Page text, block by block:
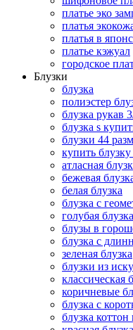
платье эко
платья
платья в
платье кэжуал
городское
Блузки
блузка
полиэстер
блузка рукав
блузка s
блузки 44
купить
атласная
бежевая
белая блузка
блузка с
голубая блузка
блузы в
блузка с
зеленая блузка
блузки из
классическая
коричневые
блузка с
блузка